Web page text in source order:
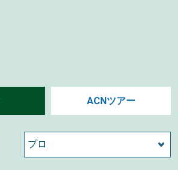
ACNツアー